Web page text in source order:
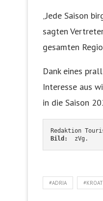
„Jede Saison
sagten
gesamten
Dank eines
Interesse aus
in die Saison
Redaktion
Bild: zVg.
#ADRIA